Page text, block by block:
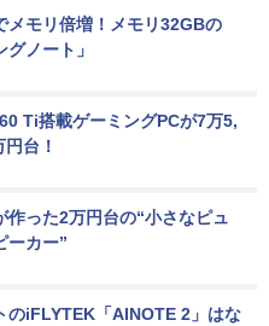
メモリ倍増！メモリ32GBの
グノート」
Ti搭載ゲーミングPCが7万5,
台！
作った2万円台の“小さなピュ
ーカー”
のiFLYTEK「AINOTE 2」はな